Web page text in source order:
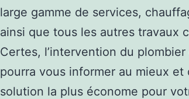
large gamme de services,
ainsi que tous les autres travaux
Certes, l’intervention du
pourra vous informer au mieux
solution la plus économe pour